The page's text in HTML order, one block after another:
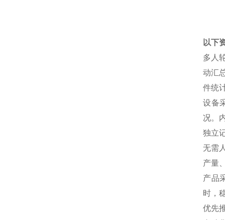
以下
多人
动汇
件统
设备
况。
独立
无需
产量
产品
时，
优先